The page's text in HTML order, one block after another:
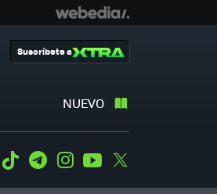
NUEVO
Suscríbete a
WhatsApp
Tiktok TelegramInstagramYoutube